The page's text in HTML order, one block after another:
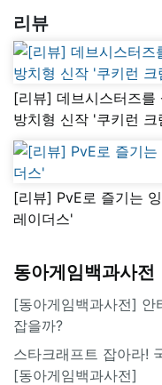
리뷰
[리뷰] 데브시스터즈를
방치형 신작 '쿠키런 크
[리뷰] PvE로 즐기는
레이더스'
동아게임백과사전
[동아게임백과사전] 안
잡을까?
스타크래프트 잡아라!
[동아게임백과사전]